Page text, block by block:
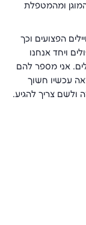
ומהמטפלת
הפצועים וכך
ויחד אנחנו
אני מספר להם
עכשיו חשוך
ולשם צריך להגיע.